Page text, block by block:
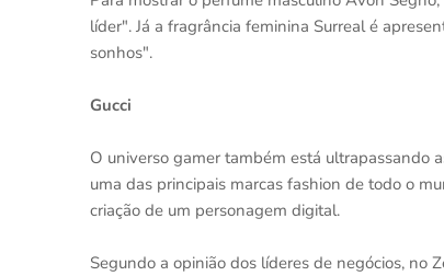
líder". Já a fragrância feminina Surreal é
sonhos".
Gucci
O universo gamer também está ultrapassando
uma das principais marcas fashion de todo o
criação de um personagem digital.
Segundo a opinião dos líderes de negócios, no